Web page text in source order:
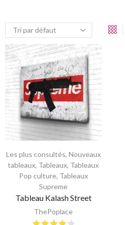
Les plus consultés, Nouveaux
tableaux, Tableaux, Tableaux
Pop culture, Tableaux
Supreme
Tableau Kalash Street
ThePoplace